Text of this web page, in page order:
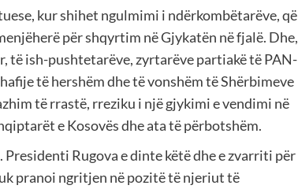
kur shihet ngulmimi i ndërkombëtarëve, që
për shqyrtim në Gjykatën në fjalë. Dhe,
të ish-pushtetarëve, zyrtarëve partiakë të PAN-
të hershëm dhe të vonshëm të Shërbimeve
të rrastë, rreziku i një gjykimi e vendimi në
e Kosovës dhe ata të përbotshëm.
Rugova e dinte këtë dhe e zvarriti për
pranoi ngritjen në pozitë të njeriut të